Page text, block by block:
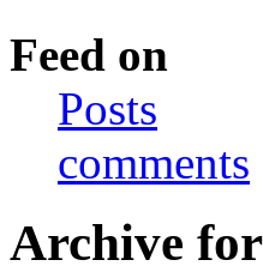
Feed on
Posts
comments
Archive